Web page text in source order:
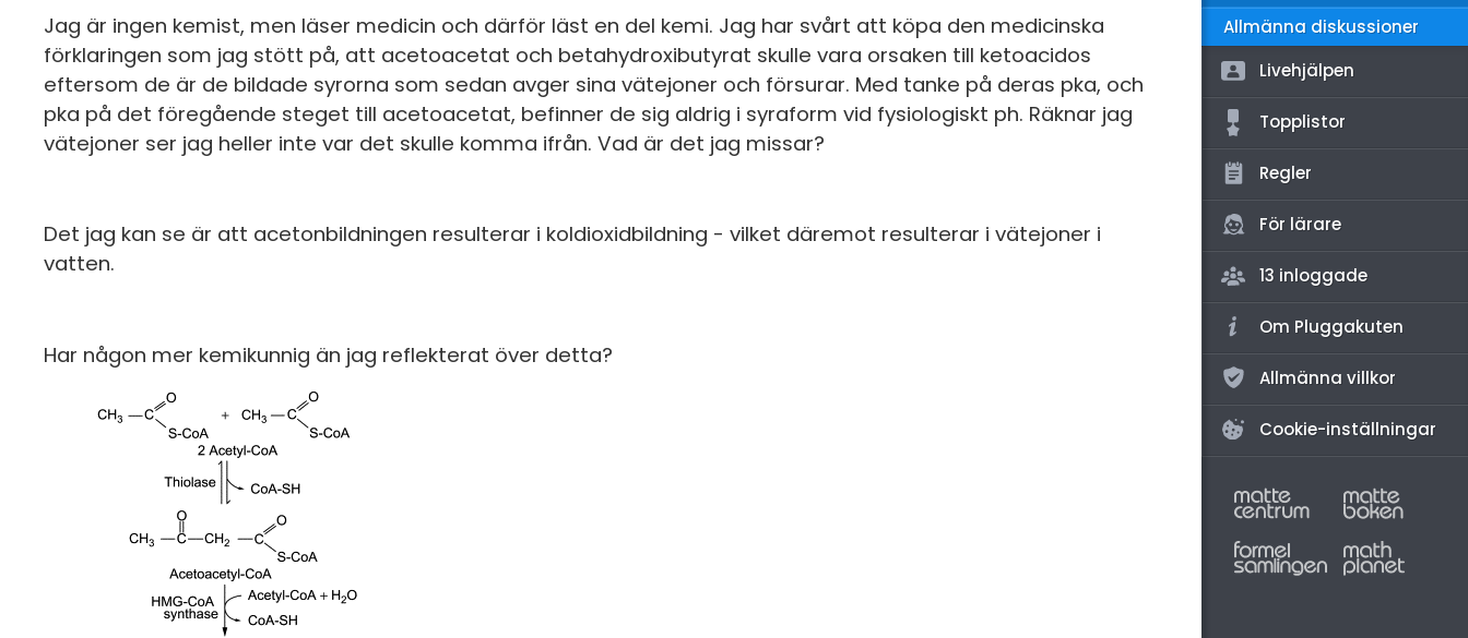
Jag är ingen kemist, men läser medicin och därför läst en del kemi. Jag har svårt att köpa den medicinska
förklaringen som jag stött på, att acetoacetat och betahydroxibutyrat skulle vara orsaken till ketoacidos
eftersom de är de bildade syrorna som sedan avger sina vätejoner och försurar. Med tanke på deras pka, och
pka på det föregående steget till acetoacetat, befinner de sig aldrig i syraform vid fysiologiskt ph. Räknar jag
vätejoner ser jag heller inte var det skulle komma ifrån. Vad är det jag missar?
Det jag kan se är att acetonbildningen resulterar i koldioxidbildning - vilket däremot resulterar i vätejoner i
vatten.
Har någon mer kemikunnig än jag reflekterat över detta?
Allmänna diskussioner
Livehjälpen
Topplistor
Regler
För lärare
13 inloggade
Om Pluggakuten
Allmänna villkor
Cookie-inställningar
Svenska
Engelska
Fler språk
Fler ämnen